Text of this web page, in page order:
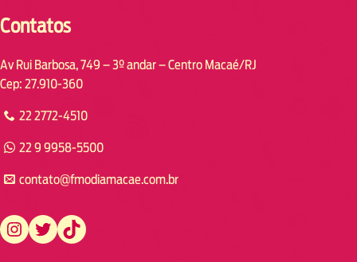
Contatos
Av Rui Barbosa, 749 – 3º andar – Centro Macaé/RJ
Cep: 27.910-360
22 2772-4510
22 9 9958-5500
contato@fmodiamacae.com.br
https://www.instagram.com/fmodia.macae/ https://twitter.com/fmodia.macae/ https://www.tiktok.com/@fmodia.macae